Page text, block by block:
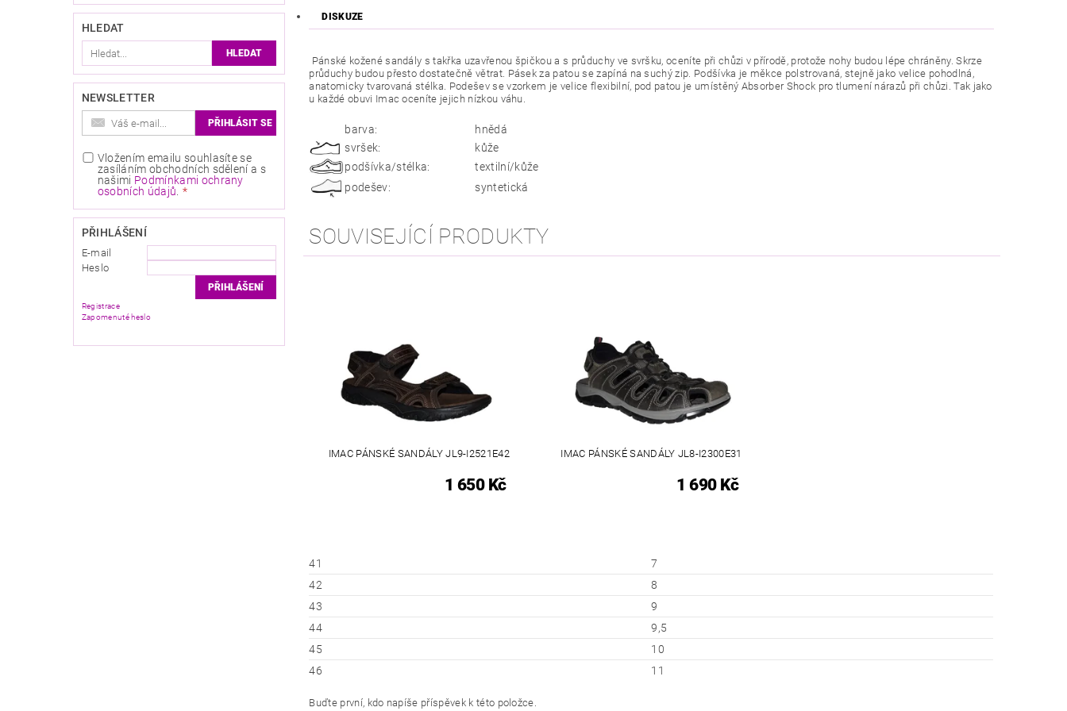
HLEDAT
NEWSLETTER
Vložením emailu souhlasíte se
zasíláním obchodních sdělení a s
našimi Podmínkami ochrany
osobních údajů
PŘIHLÁŠENÍ
E-mail
Heslo
Registrace
Zapomenuté heslo
DISKUZE
Pánské kožené sandály s takřka uzavřenou špičkou a s průduchy ve svršku, oceníte při chůzi v přírodě, protože nohy budou lépe chráněny. Skrze
průduchy budou přesto dostatečně větrat. Pásek za patou se zapíná na suchý zip. Podšívka je měkce polstrovaná, stejně jako velice pohodlná,
anatomicky tvarovaná stélka. Podešev se vzorkem je velice flexibilní, pod patou je umístěný Absorber Shock pro tlumení nárazů při chůzi. Tak jako
u každé obuvi Imac oceníte jejich nízkou váhu.
barva:
hnědá
svršek:
kůže
podšívka/stélka:
textilní/kůže
podešev:
syntetická
SOUVISEJÍCÍ PRODUKTY
IMAC PÁNSKÉ SANDÁLY JL9-I2521E42
1 650 Kč
IMAC PÁNSKÉ SANDÁLY JL8-I2300E31
1 690 Kč
41
7
42
8
43
9
44
9,5
45
10
46
11
Buďte první, kdo napíše příspěvek k této položce.